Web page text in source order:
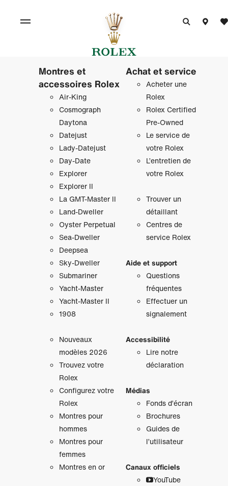
Montres et
accessoires Rolex
Air‑King
Cosmograph
Daytona
Datejust
Lady‑Datejust
Day‑Date
Explorer
Explorer II
La GMT‑Master II
Land-Dweller
Oyster Perpetual
Sea-Dweller
Deepsea
Sky‑Dweller
Submariner
Yacht‑Master
Yacht‑Master II
1908
Nouveaux
modèles 2026
Trouvez votre
Rolex
Configurez votre
Rolex
Montres pour
hommes
Montres pour
femmes
Montres en or
Achat et service
Acheter une
Rolex
Rolex Certified
Pre-Owned
Le service de
votre Rolex
L’entretien de
votre Rolex
Trouver un
détaillant
Centres de
service Rolex
Aide et support
Questions
fréquentes
Effectuer un
signalement
Accessibilité
Lire notre
déclaration
Médias
Fonds d’écran
Brochures
Guides de
l’utilisateur
Canaux officiels
YouTube